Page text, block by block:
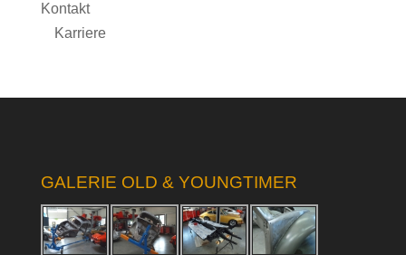
Kontakt
Karriere
GALERIE OLD & YOUNGTIMER